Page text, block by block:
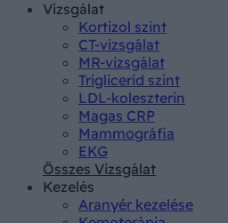
Vizsgálat
Kortizol szint
CT-vizsgálat
MR-vizsgálat
Triglicerid szint
LDL-koleszterin
Magas CRP
Mammográfia
EKG
Összes Vizsgálat
Kezelés
Aranyér kezelése